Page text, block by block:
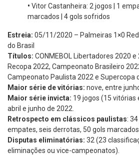
• Vitor Castanheira: 2 jogos | 1
marcados | 4 gols sofridos
Estreia: 05/11/2020 – Palmeiras 1×0
do Brasil
Títulos: CONMEBOL Libertadores 2020 e
Recopa 2022, Campeonato Brasileiro
Campeonato Paulista 2022 e Supercopa
Maior série de vitórias: nove, entre
Maior série invicta: 19 jogos (15
abril e junho de 2022.
Retrospecto em clássicos paulistas:
empates, seis derrotas, 50 gols
Disputas eliminatórias: 32 (23
eliminações ou vice-campeonatos).